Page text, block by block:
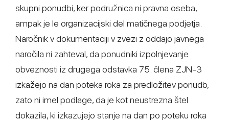
skupni ponudbi, ker podružnica ni pravna oseba,
ampak je le organizacijski del matičnega podjetja.
Naročnik v dokumentaciji v zvezi z oddajo javnega
naročila ni zahteval, da ponudniki izpolnjevanje
obveznosti iz drugega odstavka 75. člena ZJN-3
izkažejo na dan poteka roka za predložitev ponudb,
zato ni imel podlage, da je kot neustrezna štel
dokazila, ki izkazujejo stanje na dan po poteku roka